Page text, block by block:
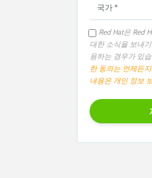
Red Hat은 Red
대한 소식을 보내
용하는 경우가 있
한 동의는 언제든
내용은 개인 정보